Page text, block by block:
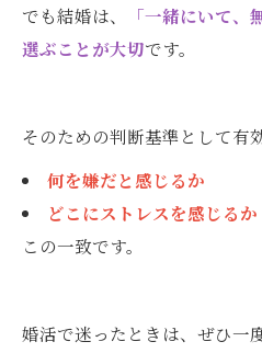
でも結婚は、
「一緒にいて
選ぶことが大切です。
そのための判断基準として有
何を嫌だと感じるか
どこにストレスを感じるか
この一致です。
婚活で迷ったときは、ぜひ一